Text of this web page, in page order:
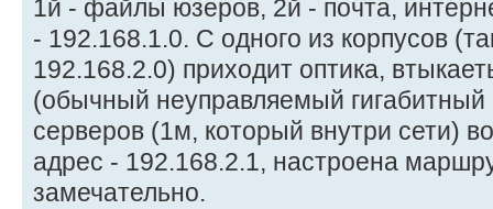
1й - файлы юзеров, 2й - почта,
- 192.168.1.0. С одного из корпусов
192.168.2.0) приходит оптика,
(обычный неуправляемый
серверов (1м, который внутри сети)
адрес - 192.168.2.1, настроена
замечательно.